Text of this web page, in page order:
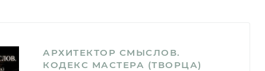
АРХИТЕКТОР СМЫСЛОВ.
КОДЕКС МАСТЕРА (ТВОРЦА)